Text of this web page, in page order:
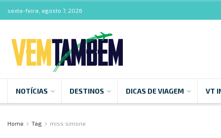
sexta-feira, agosto 7, 2026
NOTÍCIAS DESTINOS DICAS DE VIAGEM VT
Home Tag miss simone